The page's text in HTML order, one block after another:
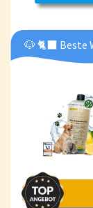
🐶 🐈‍⬛